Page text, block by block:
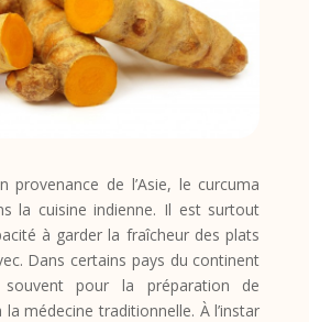
provenance de l’Asie, le curcuma
la cuisine indienne. Il est surtout
à garder la fraîcheur des plats
Dans certains pays du continent
pour la préparation de
médecine traditionnelle. À l’instar